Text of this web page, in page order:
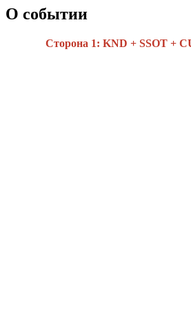
О событии
Cторона 1: KND + SSOT +